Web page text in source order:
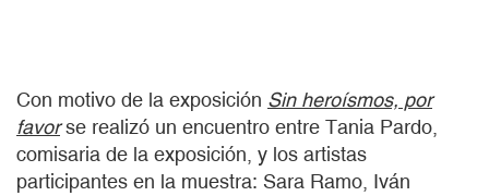
Con motivo de la exposición Sin heroísmos, por
favorse realizó un encuentro entre Tania Pardo,
comisaria de la exposición, y los artistas
participantes en la muestra: Sara Ramo, Iván